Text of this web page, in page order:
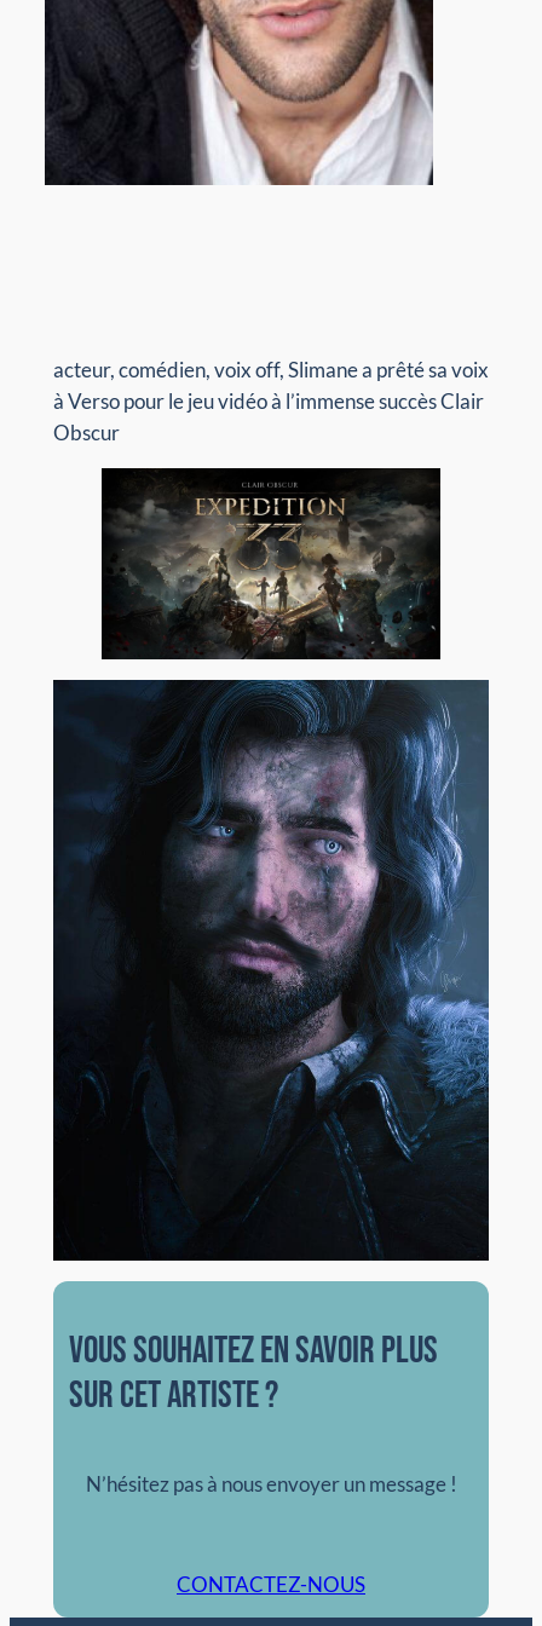
acteur, comédien, voix off, Slimane a prêté sa voix
à Verso pour le jeu vidéo à l’immense succès Clair
Obscur
vous souhaitez en savoir plus
sur cet artiste ?
N’hésitez pas à nous envoyer un message !
CONTACTEZ-NOUS